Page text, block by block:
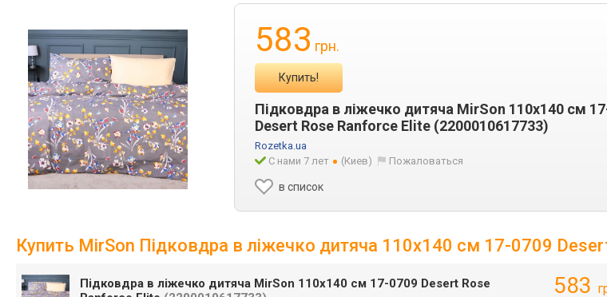
583 грн.
Купить!
Підковдра в ліжечко дитяча MirSon 110x140 см
Desert Rose Ranforce Elite (2200010617733)
Rozetka.ua
С нами 7 лет
(Киев) Пожаловаться
в список
Купить MirSon Підковдра в ліжечко дитяча 110x140 см 17-0709
Підковдра в ліжечко дитяча MirSon 110x140 см 17-0709 Desert Rose
583